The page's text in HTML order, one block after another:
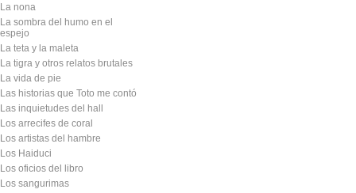
La nona
La sombra del humo en el
espejo
La teta y la maleta
La tigra y otros relatos brutales
La vida de pie
Las historias que Toto me contó
Las inquietudes del hall
Los arrecifes de coral
Los artistas del hambre
Los Haiduci
Los oficios del libro
Los sangurimas